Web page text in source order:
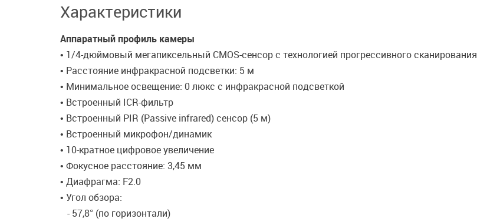
Характеристики
Аппаратный профиль камеры
• 1/4-дюймовый мегапиксельный CMOS-сенсор с технологией прогрессивного сканирования
• Расстояние инфракрасной подсветки: 5 м
• Минимальное освещение: 0 люкс с инфракрасной подсветкой
• Встроенный ICR-фильтр
• Встроенный PIR (Passive infrared) сенсор (5 м)
• Встроенный микрофон/динамик
• 10-кратное цифровое увеличение
• Фокусное расстояние: 3,45 мм
• Диафрагма: F2.0
• Угол обзора:
- 57,8° (по горизонтали)